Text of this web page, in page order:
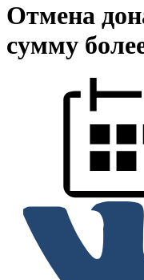
Отмена
сумму